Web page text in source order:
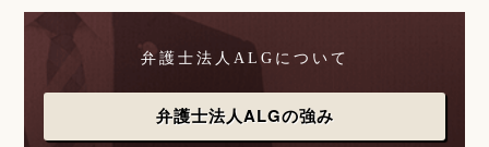
弁護士法人ALGについて
弁護士法人ALGの強み